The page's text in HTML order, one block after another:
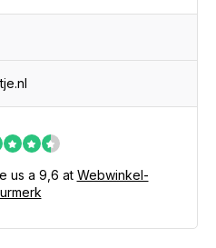
us a 9,6 at Webwinkel-